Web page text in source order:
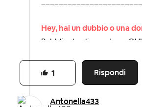
Hey, hai un dubbio o una
Pubblicala cliccando
Dai un’occhiata alla nostra
Linee guida della
Rispondi
1
Antonella433